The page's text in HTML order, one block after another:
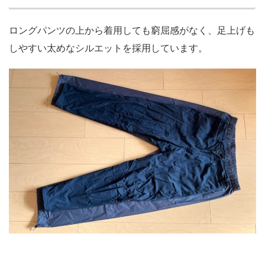
ロングパンツの上から着用しても窮屈感がなく、足上げも
しやすい太めなシルエットを採用しています。